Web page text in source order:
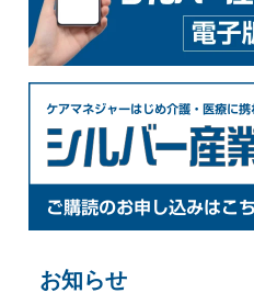
お知らせ